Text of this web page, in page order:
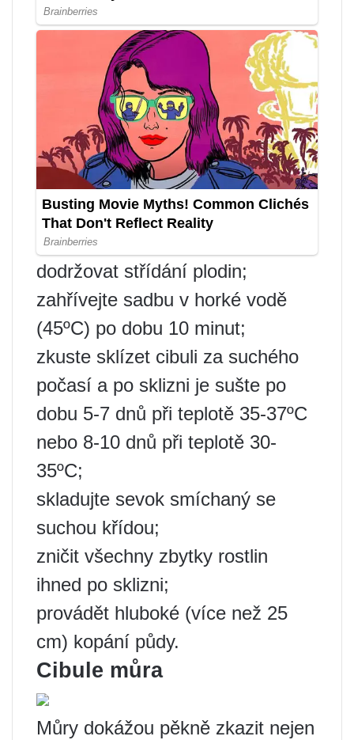
dodržovat střídání plodin;
zahřívejte sadbu v horké vodě
(45ºС) po dobu 10 minut;
zkuste sklízet cibuli za suchého
počasí a po sklizni je sušte po
dobu 5-7 dnů při teplotě 35-37ºС
nebo 8-10 dnů při teplotě 30-
35ºС;
skladujte sevok smíchaný se
suchou křídou;
zničit všechny zbytky rostlin
ihned po sklizni;
provádět hluboké (více než 25
cm) kopání půdy.
Cibule můra
Můry dokážou pěkně zkazit nejen